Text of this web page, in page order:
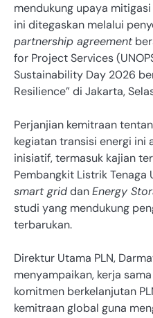
mendukung upaya
ini ditegaskan melalui
partnership agreement
for Project Services
Sustainability Day 2026
Resilience” di Jakarta,
Perjanjian kemitraan
kegiatan transisi energi ini
inisiatif, termasuk kajian
Pembangkit Listrik Tenaga
smart griddanEnergy
studi yang mendukung
terbarukan.
Direktur Utama PLN,
menyampaikan, kerja
komitmen berkelanjutan
kemitraan global guna